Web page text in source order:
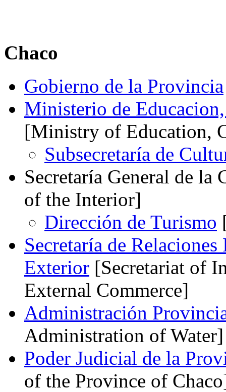
Chaco
Gobierno de la Provincia
Ministerio de
[Ministry of Education,
Subsecretaría de
Secretaría General de la
of the Interior]
Dirección de Turismo
Secretaría de
Exterior [Secretariat of
External Commerce]
Administración
Administration of Water]
Poder Judicial de la
of the Province of